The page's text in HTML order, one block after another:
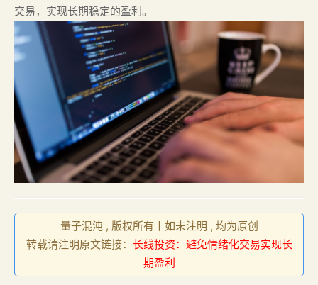
交易，实现长期稳定的盈利。
量子混沌 , 版权所有丨如未注明 , 均为原创
转载请注明原文链接： 长线投资：避免情绪化交易实现长
期盈利